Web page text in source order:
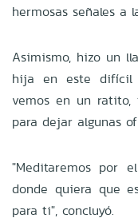
hermosas señales a
Asimismo, hizo un
hija en este difícil
vemos en un ratito,
para dejar algunas
"Meditaremos por
donde quiera que
para ti", concluyó.